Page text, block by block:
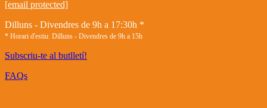
[email protected]
Dilluns - Divendres de 9h a 17:30h *
* Horari d'estiu: Dilluns - Divendres de 9h a 15h
Subscriu-te al butlletí!
FAQs